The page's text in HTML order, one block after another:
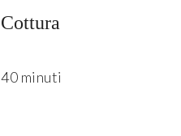
Cottura
40 minuti